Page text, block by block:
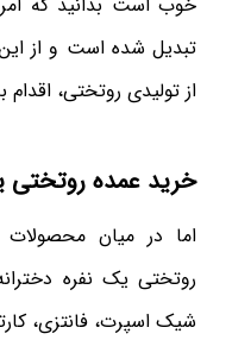
تبدیل شده است و از
از تولیدی روتختی،
خرید عمده روتختی
اما در میان محصولات
روتختی یک نفره
شیک اسپرت، فانتزی،